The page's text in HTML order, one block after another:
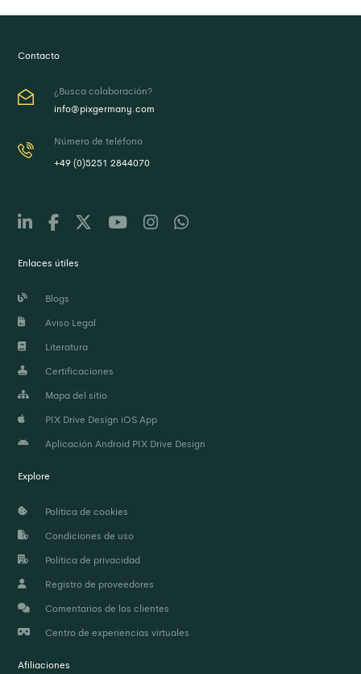
Contacto
¿Busca colaboración?
info@pixgermany.com
Número de teléfono
+49 (0)5251 2844070
Enlaces útiles
Blogs
Aviso Legal
Literatura
Certificaciones
Mapa del sitio
PIX Drive Design iOS App
Aplicación Android PIX Drive Design
Explore
Política de cookies
Condiciones de uso
Política de privacidad
Registro de proveedores
Comentarios de los clientes
Centro de experiencias virtuales
Afiliaciones